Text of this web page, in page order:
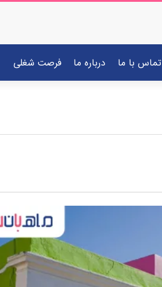
تماس با ما درباره ما فرصت شغلی